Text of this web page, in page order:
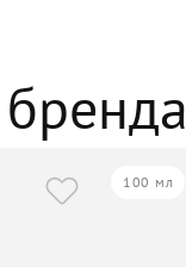
100 мл